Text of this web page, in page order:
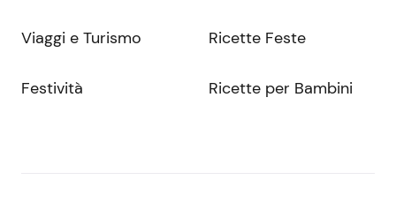
Viaggi e Turismo
Festività
Ricette Feste
Ricette per Bambini